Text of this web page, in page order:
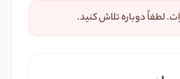
لطفاً دوباره تلاش کنید.